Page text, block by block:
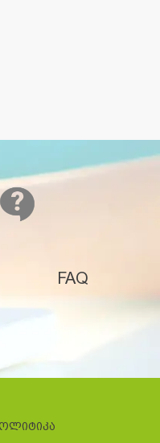
FAQ